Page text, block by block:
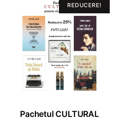
REDUCERE!
ADAUGĂ ÎN COȘ
Pachetul CULTURAL